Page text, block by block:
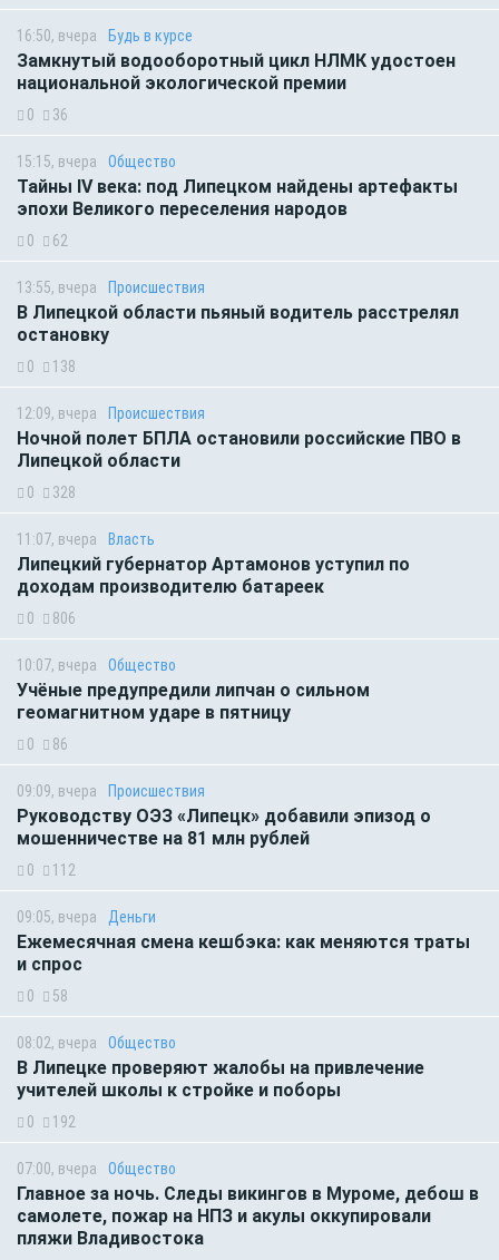
16:50, вчера Будь в курсе
Замкнутый водооборотный цикл НЛМК удостоен
национальной экологической премии
0 36
15:15, вчера Общество
Тайны IV века: под Липецком найдены артефакты
эпохи Великого переселения народов
0 62
13:55, вчера Происшествия
В Липецкой области пьяный водитель расстрелял
остановку
0 138
12:09, вчера Происшествия
Ночной полет БПЛА остановили российские ПВО в
Липецкой области
0 328
11:07, вчера Власть
Липецкий губернатор Артамонов уступил по
доходам производителю батареек
0 806
10:07, вчера Общество
Учёные предупредили липчан о сильном
геомагнитном ударе в пятницу
0 86
09:09, вчера Происшествия
Руководству ОЭЗ «Липецк» добавили эпизод о
мошенничестве на 81 млн рублей
0 112
09:05, вчера Деньги
Ежемесячная смена кешбэка: как меняются траты
и спрос
0 58
08:02, вчера Общество
В Липецке проверяют жалобы на привлечение
учителей школы к стройке и поборы
0 192
07:00, вчера Общество
Главное за ночь. Следы викингов в Муроме, дебош в
самолете, пожар на НПЗ и акулы оккупировали
пляжи Владивостока